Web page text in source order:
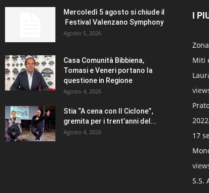
Mercoledì 5 agosto si chiude il
Festival Valenzano Symphony
Agosto 5, 2026
Casa Comunità Bibbiena,
Tomasi e Veneri portano la
questione in Regione
Agosto 4, 2026
Stia “A cena con Il Ciclone”,
gremita per i trent’anni del...
Agosto 4, 2026
I
Miti
17
S.S.